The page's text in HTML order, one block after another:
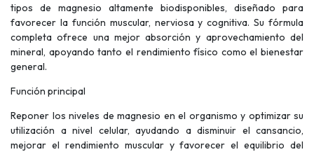
tipos de magnesio altamente biodisponibles, diseñado para
favorecer la función muscular, nerviosa y cognitiva. Su fórmula
completa ofrece una mejor absorción y aprovechamiento del
mineral, apoyando tanto el rendimiento físico como el bienestar
general.
Función principal
Reponer los niveles de magnesio en el organismo y optimizar su
utilización a nivel celular, ayudando a disminuir el cansancio,
mejorar el rendimiento muscular y favorecer el equilibrio del